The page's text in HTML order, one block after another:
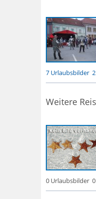
7 Urlaubsbilder
Weitere
0 Urlaubsbilder